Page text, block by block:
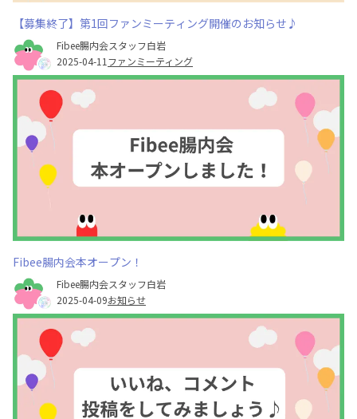
【募集終了】第1回ファンミーティング開催のお知らせ♪
Fibee腸内会スタッフ白岩
2025-04-11 ファンミーティング
Fibee腸内会本オープン！
Fibee腸内会スタッフ白岩
2025-04-09お知らせ